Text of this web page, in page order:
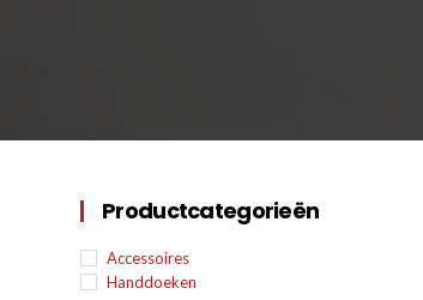
Productcategorieën
Accessoires
Handdoeken